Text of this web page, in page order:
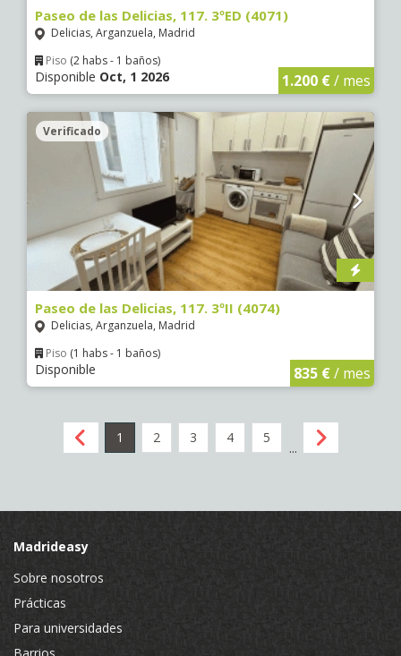
Paseo de las Delicias, 117. 3ºED (4071)
Delicias, Arganzuela, Madrid
Piso (2 habs - 1 baños)
Disponible Oct, 1 2026 1.200 €/ mes
Verificado
Paseo de las Delicias, 117. 3ºII (4074)
Delicias, Arganzuela, Madrid
Piso (1 habs - 1 baños)
Disponible 835 €/ mes
1 2 3 4 5
...
Madrideasy
Sobre nosotros
Prácticas
Para universidades